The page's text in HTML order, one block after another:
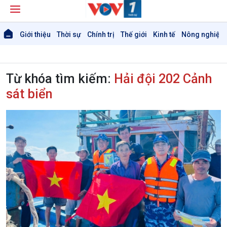
Giới thiệu Thời sự Chính trị Thế giới Kinh tế Nông nghiệp
Thời sự 6h
Thời sự 12h
Thời sự 18h
Thời sự 21h30
Bản tin
Chuyên mục
Theo dòng Thời sự
Chính trị
Thế giới
Từ khóa tìm kiếm: Hải đội 202 Cảnh
sát biển